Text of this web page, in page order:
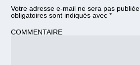
Votre adresse e-mail ne sera pas publiée.
obligatoires sont indiqués avec*
COMMENTAIRE